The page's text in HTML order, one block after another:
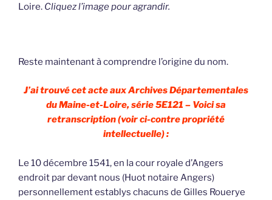
Loire. Cliquez l’image pour agrandir.
Reste maintenant à comprendre l’origine du nom.
J’ai trouvé cet acte aux Archives Départementales
du Maine-et-Loire, série 5E121 – Voici sa
retranscription (voir ci-contre propriété
intellectuelle) :
Le 10 décembre 1541, en la cour royale d’Angers
endroit par devant nous (Huot notaire Angers)
personnellement establys chacuns de Gilles Rouerye